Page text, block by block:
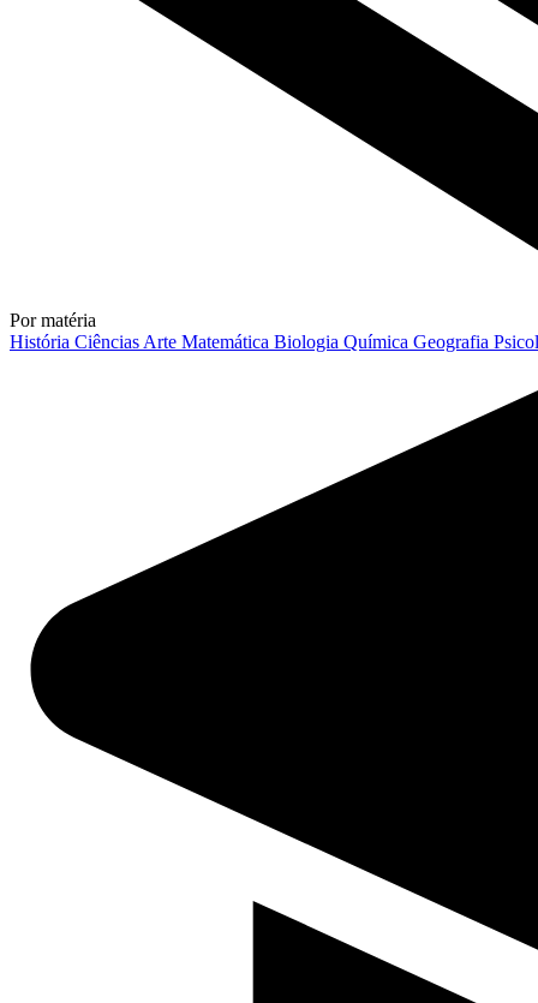
Por matéria
História Ciências Arte Matemática Biologia Química Geografia